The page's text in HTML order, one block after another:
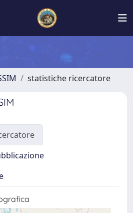
statistiche ricercatore